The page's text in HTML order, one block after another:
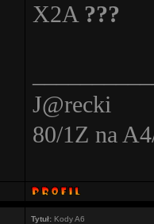
X2A ???
J@recki
80/1Z na
Tytuł: Kody A6